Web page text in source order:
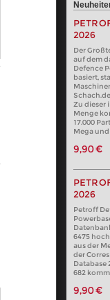
2026
Der
auf dem
Defence
basiert,
Zu dieser
Menge
17.000
Mega
9,90 €
2026
Petroff
6475
aus der
der
Database
682
9,90 €